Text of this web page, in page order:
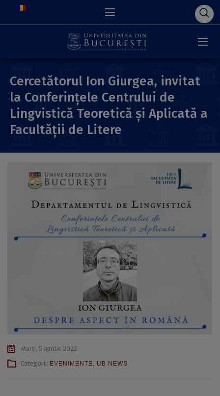
Cercetătorul Ion Giurgea, invitat
la Conferințele Centrului de
Lingvistică Teoretică și Aplicată a
Facultății de Litere
Marți, 5 aprilie 2022
Categorii: EVENIMENTE, UB NEWS